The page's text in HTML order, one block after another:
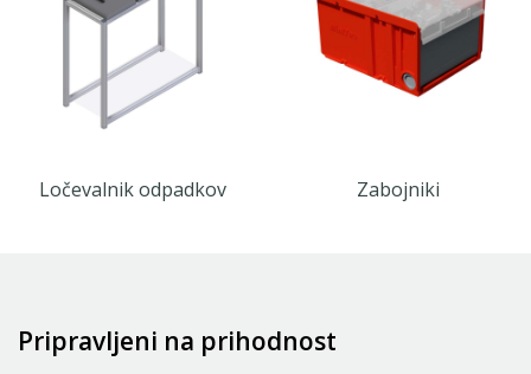
Ločevalnik odpadkov Zabojniki
Pripravljeni na prihodnost